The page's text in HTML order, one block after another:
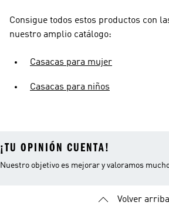
Consigue todos estos productos con
nuestro amplio catálogo:
Casacas para mujer
Casacas para niños
¡TU OPINIÓN CUENTA!
Nuestro objetivo es mejorar y valoramos
Volver arriba